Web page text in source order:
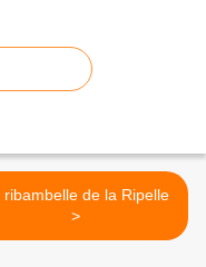
ribambelle de la Ripelle
>